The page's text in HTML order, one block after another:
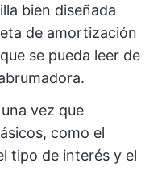
bien diseñada
de amortización
se pueda leer de
una vez que
como el
tipo de interés y el